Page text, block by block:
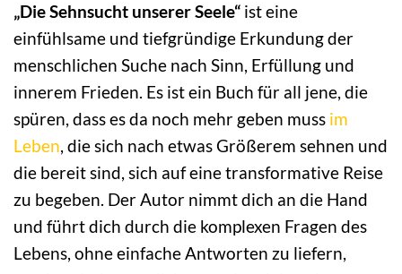
„Die Sehnsucht unserer Seele“ ist eine
einfühlsame und tiefgründige Erkundung der
menschlichen Suche nach Sinn, Erfüllung und
innerem Frieden. Es ist ein Buch für all jene, die
spüren, dass es da noch mehr geben muss im
Leben, die sich nach etwas Größerem sehnen und
die bereit sind, sich auf eine transformative Reise
zu begeben. Der Autor nimmt dich an die Hand
und führt dich durch die komplexen Fragen des
Lebens, ohne einfache Antworten zu liefern,